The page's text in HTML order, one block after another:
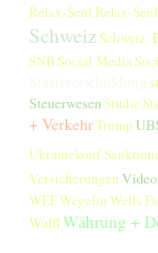
Relax-SenfRelax-
Schweiz Schweiz.
SNB Social Media
Steuerwesen Studie
+ VerkehrTrump
Versicherungen
WEFWegelin Wells
WulffWährung +